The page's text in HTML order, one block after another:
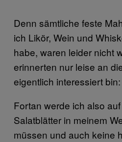
Denn sämtliche feste
ich Likör, Wein und
habe, waren leider nicht
erinnerten nur leise an
eigentlich interessiert
Fortan werde ich also
Salatblätter in meinem
müssen und auch keine